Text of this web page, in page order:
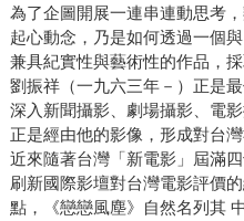
為了企圖開展一連串連動思考
起心動念，乃是如何透過一個
兼具紀實性與藝術性的作品，
劉振祥（一九六三年－）正是
深入新聞攝影、劇場攝影、電
正是經由他的影像，形成對台
近來隨著台灣「新電影」屆滿
刷新國際影壇對台灣電影評價
點，《戀戀風塵》自然名列其 中